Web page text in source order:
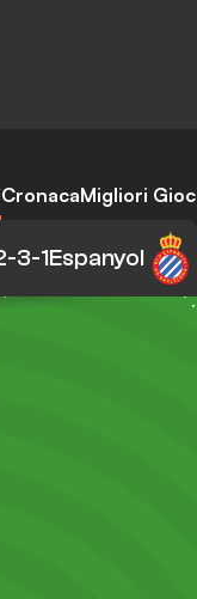
CronacaMigliori
Espanyol
3-1